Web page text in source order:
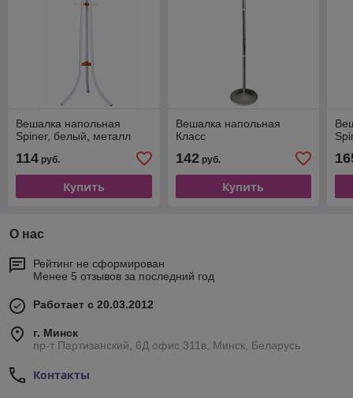
Вешалка напольная
Spiner, белый, металл
114 руб.
Купить
Вешалка напольная
Класс
142руб.
Купить
О нас
Рейтинг не сформирован
Менее 5 отзывов за последний год
Работает с 20.03.2012
г. Минск
пр-т Партизанский, 6Д офис 311в, Минск, Беларусь
Контакты